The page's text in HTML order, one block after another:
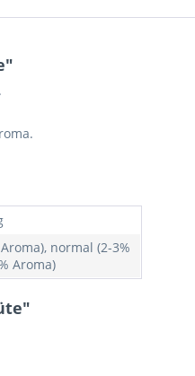
normal (2-3%
Aroma)